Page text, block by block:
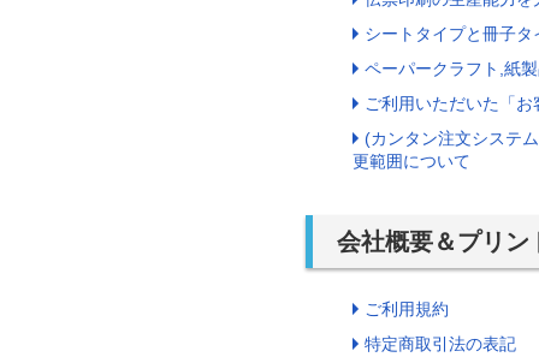
シートタイプと冊子
ペーパークラフト,紙
ご利用いただいた「お
(カンタン注文システ
更範囲について
会社概要＆プリン
ご利用規約
特定商取引法の表記